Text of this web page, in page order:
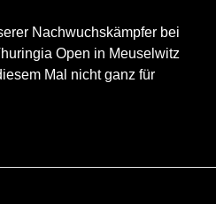
Nachwuchskämpfer bei
Open in Meuselwitz
Mal nicht ganz für